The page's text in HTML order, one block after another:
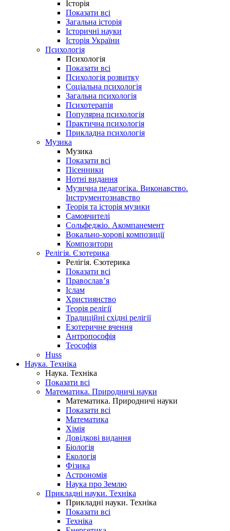
Історія
Показати всі
Загальна історія
Історичні науки
Історія України
Психологія
Психологія
Показати всі
Психологія розвитку
Соціальна психологія
Загальна психологія
Психотерапія
Популярна психологія
Практична психологія
Прикладна психологія
Музика
Музика
Показати всі
Пісенники
Нотні видання
Музична педагогіка. Виконавство.
Інструментознавство
Теорія та історія музики
Самовчителі
Сольфеджіо. Акомпанемент
Вокально-хорові композиції
Композитори
Релігія. Єзотерика
Релігія. Єзотерика
Показати всі
Православ’я
Іслам
Християнство
Теорія релігії
Традиційні східні релігії
Езотеричне вчення
Антропософія
Теософія
Huss
Наука. Техніка
Наука. Техніка
Показати всі
Математика. Природничі науки
Математика. Природничі науки
Показати всі
Математика
Хімія
Довідкові видання
Біологія
Екологія
Фізика
Астрономія
Наука про Землю
Прикладні науки. Техніка
Прикладні науки. Техніка
Показати всі
Техніка